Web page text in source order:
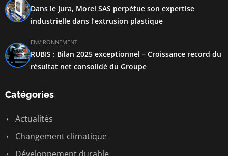
Dans le Jura, Morel SAS perpétue son expertise
industrielle dans l’extrusion plastique
ENVIRONNEMENT
RUBIS : Bilan 2025 exceptionnel – Croissance record du
résultat net consolidé du Groupe
Catégories
Actualités
Changement climatique